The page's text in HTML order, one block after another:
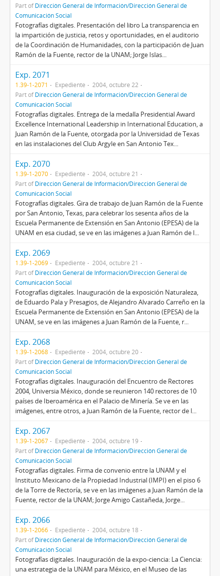
Part ofDirección General de Información/Dirección General de
Comunicación Social
Fotografías digitales. Presentación del libro La transparencia en
la impartición de justicia, retos y oportunidades, en el auditorio
de la Coordinación de Humanidades, con la participación de Juan
Ramón de la Fuente, rector de la UNAM; Jorge Islas...
Exp. 2071
1.39-1-2071 Expediente
2004, octubre 22
Part ofDirección General de Información/Dirección General de
Comunicación Social
Fotografías digitales. Entrega de la medalla Presidential Award
Excellence International Leadership in International Education, a
Juan Ramón de la Fuente, otorgada por la Universidad de Texas
en las instalaciones del Club Argyle en San Antonio Tex...
Exp. 2070
1.39-1-2070 Expediente
2004, octubre 21
Part ofDirección General de Información/Dirección General de
Comunicación Social
Fotografías digitales. Gira de trabajo de Juan Ramón de la Fuente
por San Antonio, Texas, para celebrar los sesenta años de la
Escuela Permanente de Extensión en San Antonio (EPESA) de la
UNAM en esa ciudad, se ve en las imágenes a Juan Ramón de l...
Exp. 2069
1.39-1-2069 Expediente
2004, octubre 21
Part ofDirección General de Información/Dirección General de
Comunicación Social
Fotografías digitales. Inauguración de la exposición Naturaleza,
de Eduardo Pala y Presagios, de Alejandro Alvarado Carreño en la
Escuela Permanente de Extensión en San Antonio (EPESA) de la
UNAM, se ve en las imágenes a Juan Ramón de la Fuente, r...
Exp. 2068
1.39-1-2068 Expediente
2004, octubre 20
Part ofDirección General de Información/Dirección General de
Comunicación Social
Fotografías digitales. Inauguración del Encuentro de Rectores
2004, Universia México, donde se reunieron 140 rectores de 10
países de Iberoamérica en el Palacio de Minería. Se ve en las
imágenes, entre otros, a Juan Ramón de la Fuente, rector de l...
Exp. 2067
1.39-1-2067 Expediente
2004, octubre 19
Part ofDirección General de Información/Dirección General de
Comunicación Social
Fotografías digitales. Firma de convenio entre la UNAM y el
Instituto Mexicano de la Propiedad Industrial (IMPI) en el piso 6
de la Torre de Rectoría, se ve en las imágenes a Juan Ramón de la
Fuente, rector de la UNAM; Jorge Amigo Castañeda, Jorge...
Exp. 2066
1.39-1-2066 Expediente
2004, octubre 18
Part ofDirección General de Información/Dirección General de
Comunicación Social
Fotografías digitales. Inauguración de la expo-ciencia: La Ciencia:
una estrategia de la UNAM para México, en el Museo de las